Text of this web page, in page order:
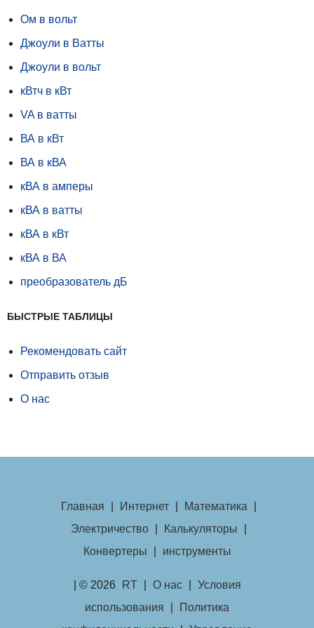
Ом в вольт
Джоули в Ватты
Джоули в вольт
кВтч в кВт
VA в ватты
ВА в кВт
ВА в кВА
кВА в амперы
кВА в ватты
кВА в кВт
кВА в ВА
преобразователь дБ
БЫСТРЫЕ ТАБЛИЦЫ
Рекомендовать сайт
Отправить отзыв
О нас
Главная Интернет Математика
Электричество
Калькуляторы
Конвертеры
инструменты
| © 2026 RT О нас
Условия
использования
Политика